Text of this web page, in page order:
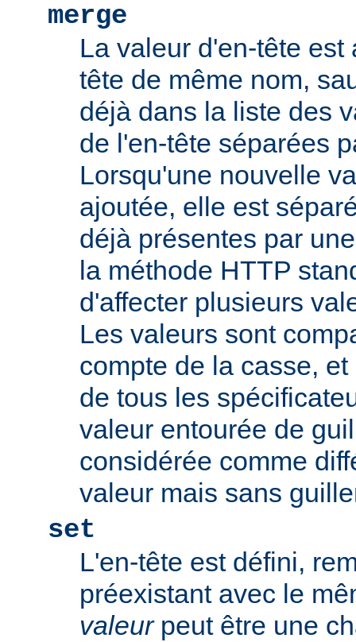
merge
La valeur d'en-tête est
tête de même nom,
déjà dans la liste des
de l'en-tête séparées
Lorsqu'une nouvelle
ajoutée, elle est
déjà présentes par
la méthode HTTP
d'affecter plusieurs
Les valeurs sont
compte de la casse,
de tous les
valeur entourée de
considérée comme
valeur mais sans
set
L'en-tête est défini,
préexistant avec le
valeurpeut être une